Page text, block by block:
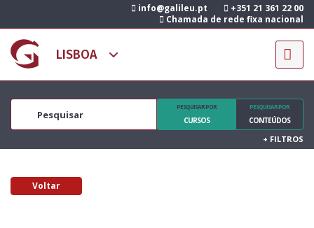
info@galileu.pt
+351 21 361 22 00
Chamada de rede fixa nacional
PESQUISAR POR
CURSOS
PESQUISAR POR
CONTEÚDOS
+ FILTROS
Voltar